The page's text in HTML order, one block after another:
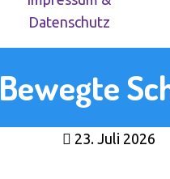
Datenschutz
Bewegte
23. Juli 2026